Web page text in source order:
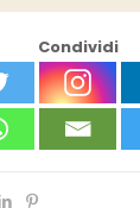
Condividi